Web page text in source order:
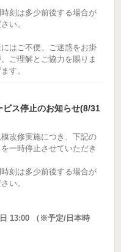
刻は多少前後する場合が
い。
はご不便、ご迷惑をお掛
ご理解とご協力を賜りま
す。
ス停止のお知らせ(8/31
改修実施につき、下記の
一時停止させていただき
刻は多少前後する場合が
い。
日 13:00 （※予定/日本時